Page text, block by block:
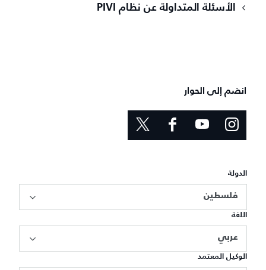
الأسئلة المتداولة عن نظام PIVI
انضم إلى الحوار
الدولة
فلسطين
اللغة
عربي
الوكيل المعتمد